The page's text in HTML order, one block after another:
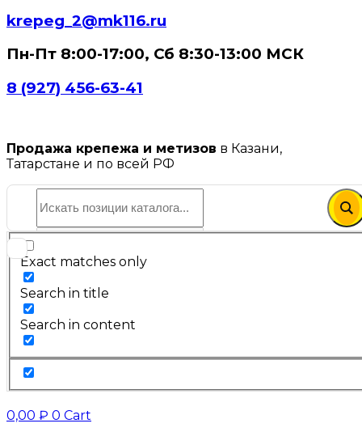
krepeg_2@mk116.ru
Пн-Пт 8:00-17:00, Сб 8:30-13:00 МСК
8 (927) 456-63-41
Продажа крепежа и метизов в Казани,
Татарстане и по всей РФ
Exact matches only
Search in title
Search in content
0,00 ₽ 0 Cart